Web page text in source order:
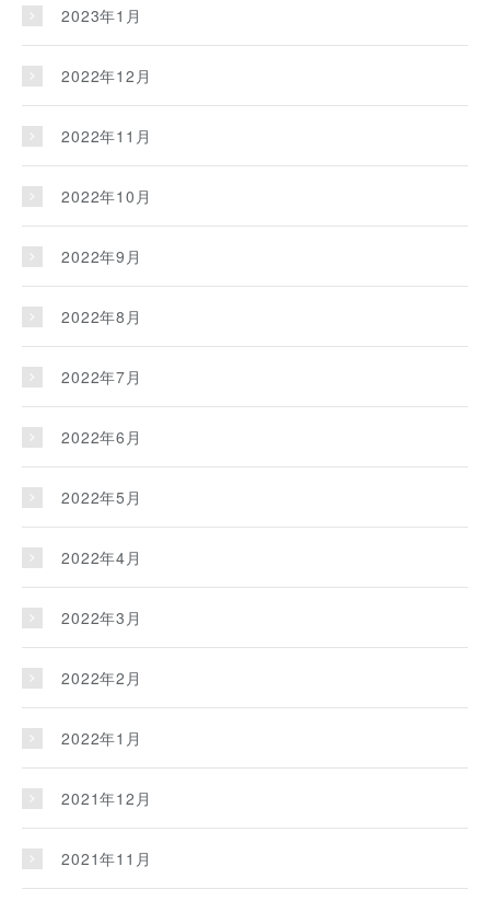
2023年1月
2022年12月
2022年11月
2022年10月
2022年9月
2022年8月
2022年7月
2022年6月
2022年5月
2022年4月
2022年3月
2022年2月
2022年1月
2021年12月
2021年11月